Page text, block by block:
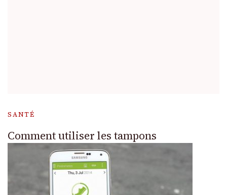
SANTÉ
Comment utiliser les tampons